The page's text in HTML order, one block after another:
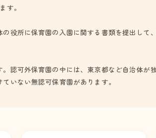
す。
役所に保育園の入園に関する書類を提出して
認可外保育園の中には、東京都など自治体が
いない無認可保育園があります。